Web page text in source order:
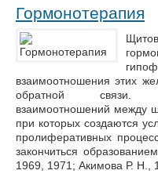
Гормонотерапия
взаимоотношения этих
обратной связи.
взаимоотношений между
при которых создаются
пролиферативных
закончиться
1969, 1971; Акимова Р. Н.,